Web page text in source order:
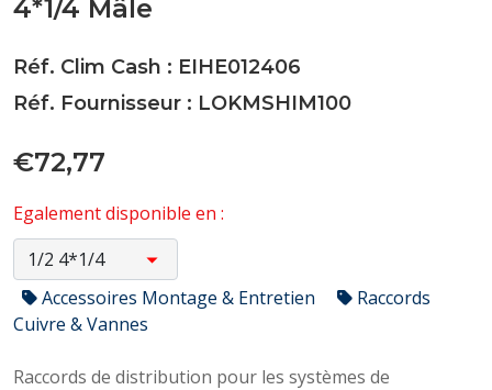
4*1/4 Mâle
Réf. Clim Cash : EIHE012406
Réf. Fournisseur : LOKMSHIM100
€72,77
Egalement disponible en :
Accessoires Montage & Entretien
Raccords
Cuivre & Vannes
Raccords de distribution pour les systèmes de